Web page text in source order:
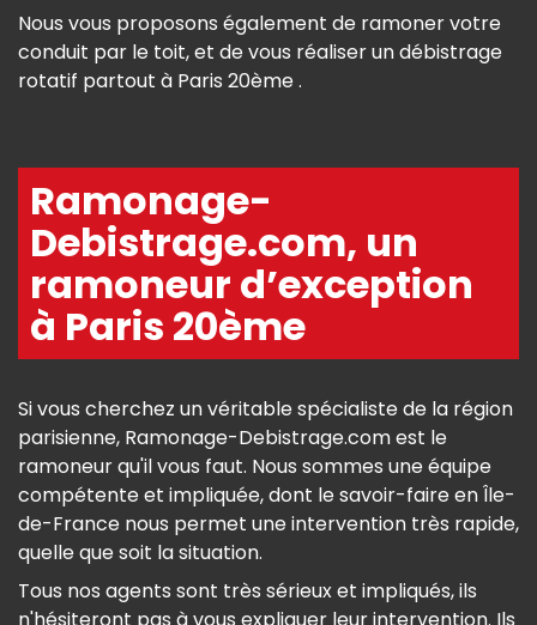
Nous vous proposons également de ramoner votre
conduit par le toit, et de vous réaliser un débistrage
rotatif partout à Paris 20ème .
Ramonage-
Debistrage.com, un
ramoneur d’exception
à Paris 20ème
Si vous cherchez un véritable spécialiste de la région
parisienne, Ramonage-Debistrage.com est le
ramoneur qu'il vous faut. Nous sommes une équipe
compétente et impliquée, dont le savoir-faire en Île-
de-France nous permet une intervention très rapide,
quelle que soit la situation.
Tous nos agents sont très sérieux et impliqués, ils
n'hésiteront pas à vous expliquer leur intervention. Ils